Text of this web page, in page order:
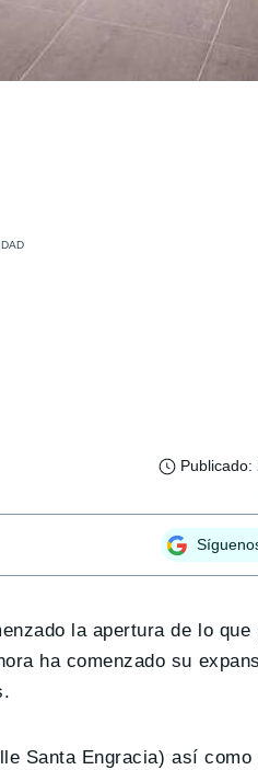
Publicado:
la apertura de lo que
ha comenzado su
Santa Engracia) así como